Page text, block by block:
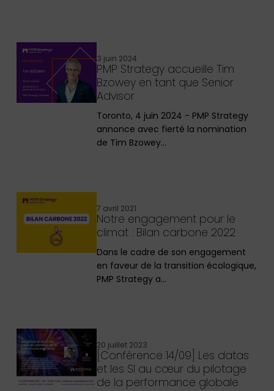
3 juin 2024
PMP Strategy accueille Tim
Bzowey en tant que Senior
Advisor
Toronto, 4 juin 2024 - PMP Strategy
annonce avec fierté la nomination
de Tim Bzowey…
7 avril 2021
Notre engagement pour le
climat : Bilan carbone 2022
Dans le cadre de son engagement
en faveur de la transition écologique,
PMP Strategy a…
20 juillet 2023
[Conférence 14/09] Les datas
et les SI au cœur du pilotage
de la performance globale